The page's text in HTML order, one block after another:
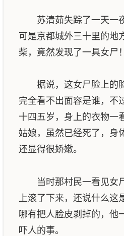
苏清茹失踪了一天一夜
可是京都城外三十里的地
柴，竟然发现了一具女尸！
据说，这女尸脸上的脸
完全看不出面容是谁，不
十四五岁，身上的衣物一
姑娘，虽然已经死了，身
还显得很娇嫩。
当时那村民一看见女
上滚了下来，还说什么这
哪有把人脸皮剥掉的，他
吓人的事。